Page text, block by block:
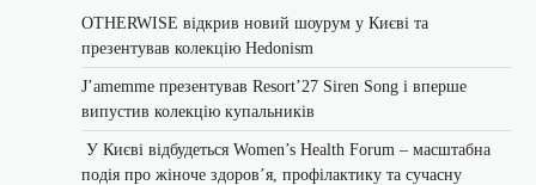
OTHERWISE відкрив новий шоурум у Києві та
презентував колекцію Hedonism
J’amemme презентував Resort’27 Siren Song і вперше
випустив колекцію купальників
У Києві відбудеться Women’s Health Forum – масштабна
подія про жіноче здоров’я, профілактику та сучасну